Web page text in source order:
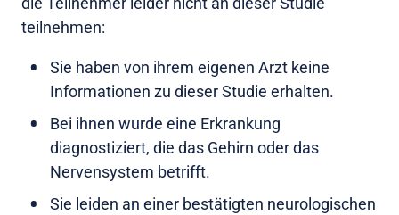
teilnehmen:
Sie haben von ihrem eigenen Arzt keine
Informationen zu dieser Studie erhalten.
Bei ihnen wurde eine Erkrankung
diagnostiziert, die das Gehirn oder das
Nervensystem betrifft.
Sie leiden an einer bestätigten neurologischen